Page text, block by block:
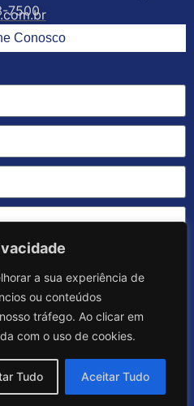
a sua experiência de
ou conteúdos
tráfego. Ao clicar em
com o uso de cookies.
Tudo Aceitar Tudo
7500
Conosco